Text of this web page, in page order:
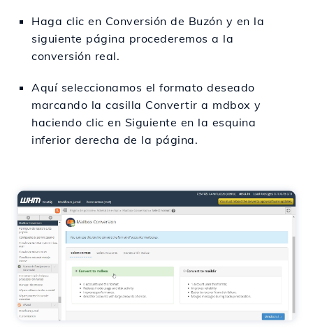
Haga clic en Conversión de Buzón y en la
siguiente página procederemos a la
conversión real.
Aquí seleccionamos el formato deseado
marcando la casilla Convertir a mdbox y
haciendo clic en Siguiente en la esquina
inferior derecha de la página.